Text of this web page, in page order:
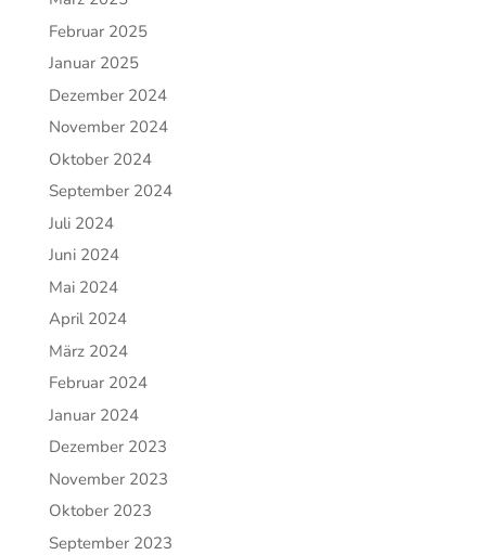
Februar 2025
Januar 2025
Dezember 2024
November 2024
Oktober 2024
September 2024
Juli 2024
Juni 2024
Mai 2024
April 2024
März 2024
Februar 2024
Januar 2024
Dezember 2023
November 2023
Oktober 2023
September 2023